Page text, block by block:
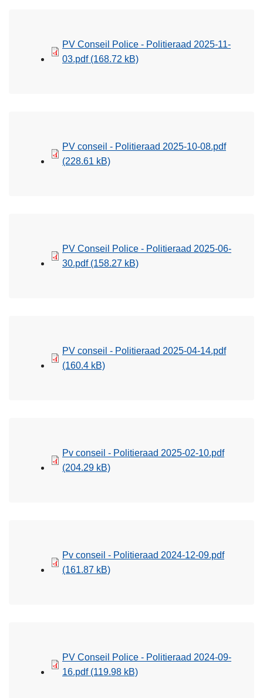
PV Conseil Police - Politieraad 2025-11-
03.pdf (168.72 kB)
PV conseil - Politieraad 2025-10-08.pdf
(228.61 kB)
PV Conseil Police - Politieraad 2025-06-
30.pdf (158.27 kB)
PV conseil - Politieraad 2025-04-14.pdf
(160.4 kB)
Pv conseil - Politieraad 2025-02-10.pdf
(204.29 kB)
Pv conseil - Politieraad 2024-12-09.pdf
(161.87 kB)
PV Conseil Police - Politieraad 2024-09-
16.pdf (119.98 kB)